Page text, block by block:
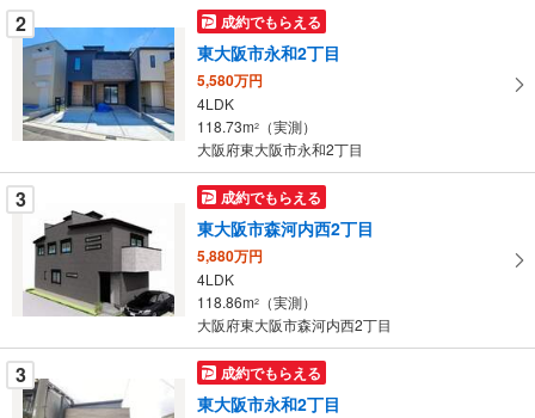
を
マ
ペ
ー
に
保
る
2 成約でもらえる
東大阪市永和2丁目
5,580万円
4LDK
118.73m2
（実測）
大阪府東大阪市永和2丁目
3 成約でもらえる
東大阪市森河内西2丁目
5,880万円
4LDK
118.86m2
（実測）
大阪府東大阪市森河内西2丁目
3 成約でもらえる
東大阪市永和2丁目